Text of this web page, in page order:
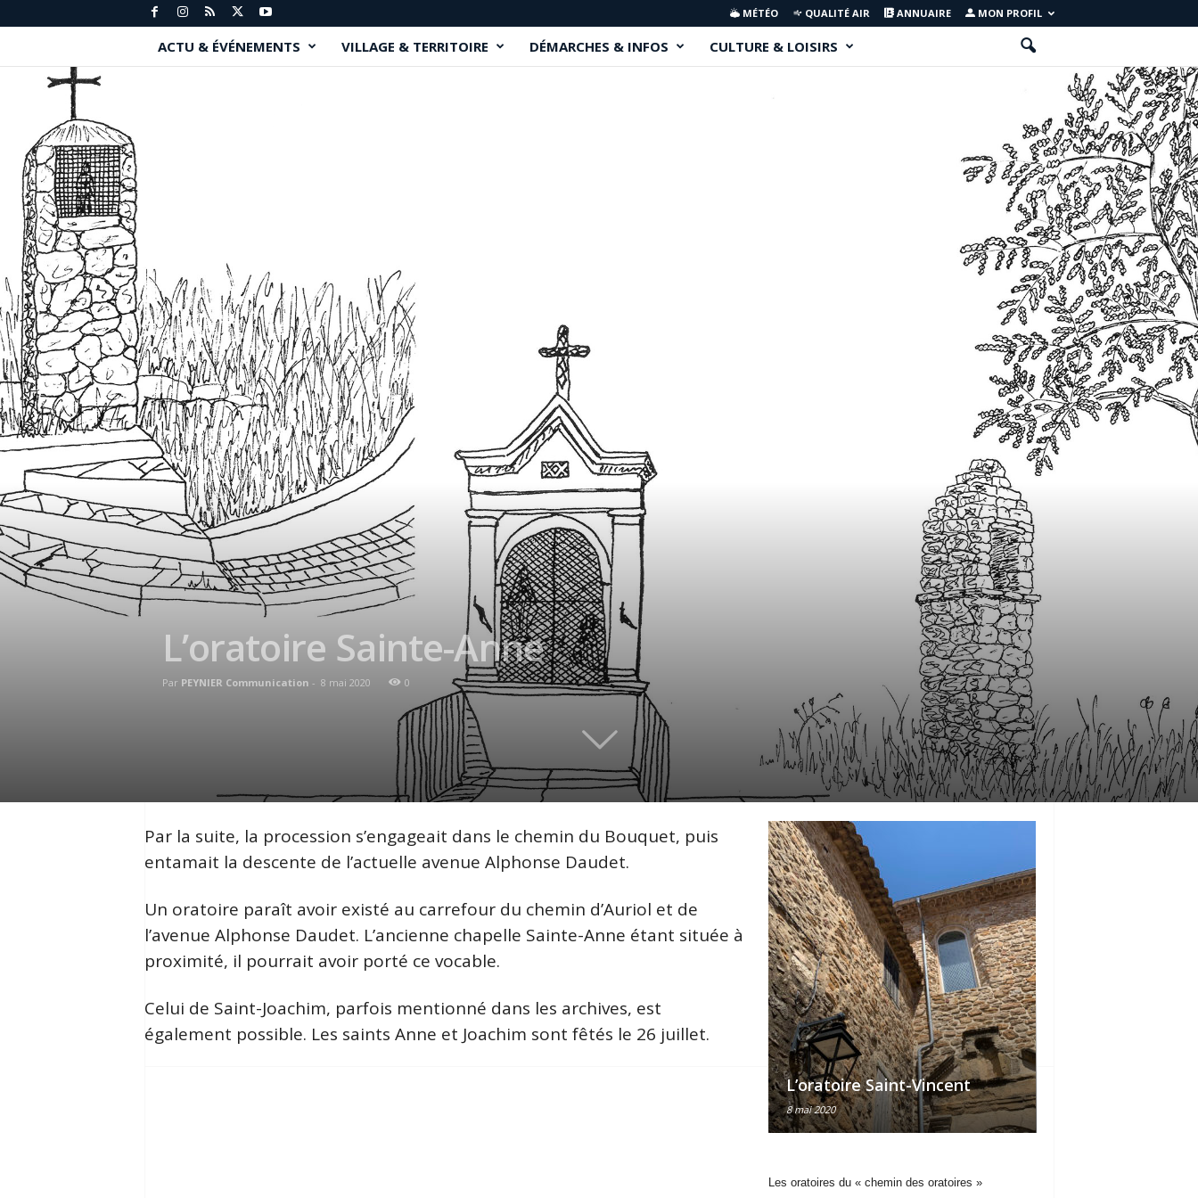
L’oratoire Sainte-Anne
Par PEYNIER Communication - 8 mai 2020 0
MÉTÉO QUALITÉ AIR ANNUAIRE MON PROFIL
ACTU & ÉVÉNEMENTS VILLAGE & TERRITOIRE DÉMARCHES & INFOS CULTURE & LOISIRS
Par la suite, la procession s’engageait dans le chemin du Bouquet, puis
entamait la descente de l’actuelle avenue Alphonse Daudet.
Un oratoire paraît avoir existé au carrefour du chemin d’Auriol et de
l’avenue Alphonse Daudet. L’ancienne chapelle Sainte-Anne étant située à
proximité, il pourrait avoir porté ce vocable.
Celui de Saint-Joachim, parfois mentionné dans les archives, est
également possible. Les saints Anne et Joachim sont fêtés le 26 juillet.
L’oratoire Saint-Vincent
8 mai 2020
Les oratoires du « chemin des oratoires »